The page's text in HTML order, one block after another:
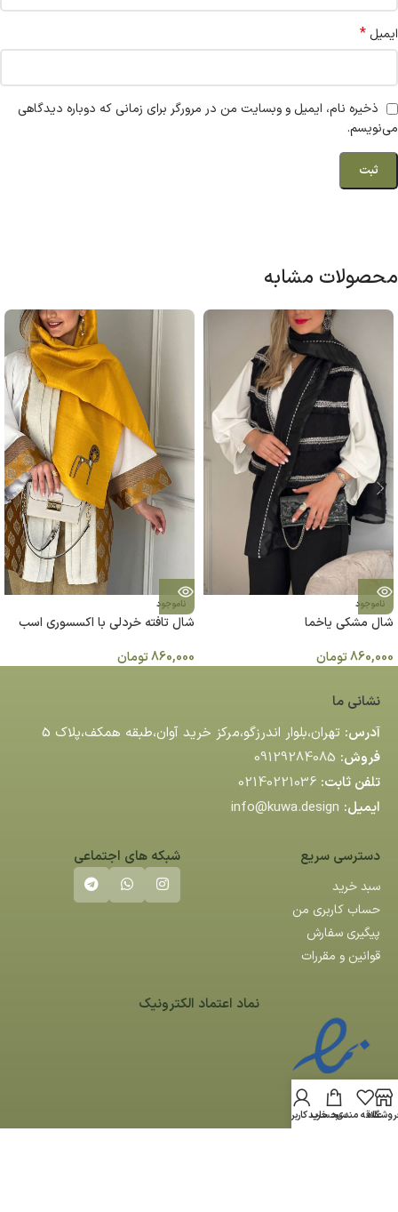
ایمیل *
ذخیره نام، ایمیل و وبسایت من در مرورگر برای زمانی که دوباره دیدگاهی
می‌نویسم.
محصولات مشابه
ناموجود
شال مشكي ياخما
860,000تومان
ناموجود
شال تافته خردلی با اکسسوری اسب
860,000تومان
نشانی ما
آدرس: تهران،بلوار اندرزگو،مركز خريد آوان،طبقه همكف،پلاك 5
فروش: 09129284085
تلفن ثابت: 02140221036
ایمیل: info@kuwa.design
دسترسی سریع
سبد خرید
حساب کاربری من
پیگیری سفارش
قوانین و مقررات
شبکه های اجتماعی
نماد اعتماد الکترونیک
علاقه مندیسبد خرید
حساب کاربری من